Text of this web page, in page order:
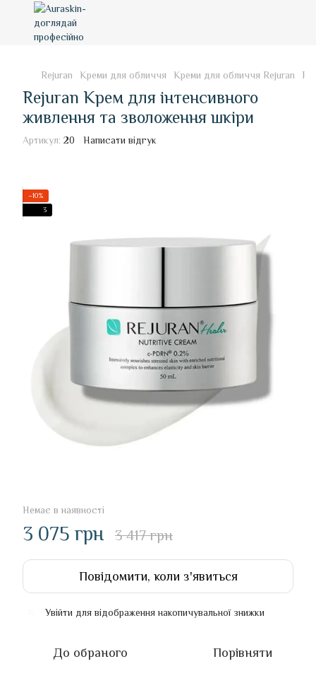
Rejuran Креми для обличчя Креми для обличчя Rejuran
Rejuran Крем для iнтенсивного
живлення та зволоження шкiри
Артикул: 20 Написати відгук
−10%
3
Немає в наявності
3 075 грн 3 417 грн
Повідомити, коли з'явиться
Увійти для відображення накопичувальної знижки
До обраного Порівняти